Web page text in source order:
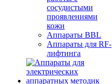
сосудистыми
проявлениями
кожи
Аппараты BBL
Аппараты для RF-
лифтинга